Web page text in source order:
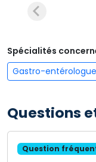
Spécialités
Gastro-
Questions
Question